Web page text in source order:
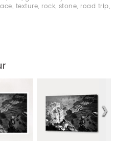
, texture, rock,stone, road trip,